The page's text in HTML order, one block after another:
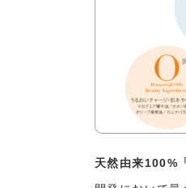
天然由来100%